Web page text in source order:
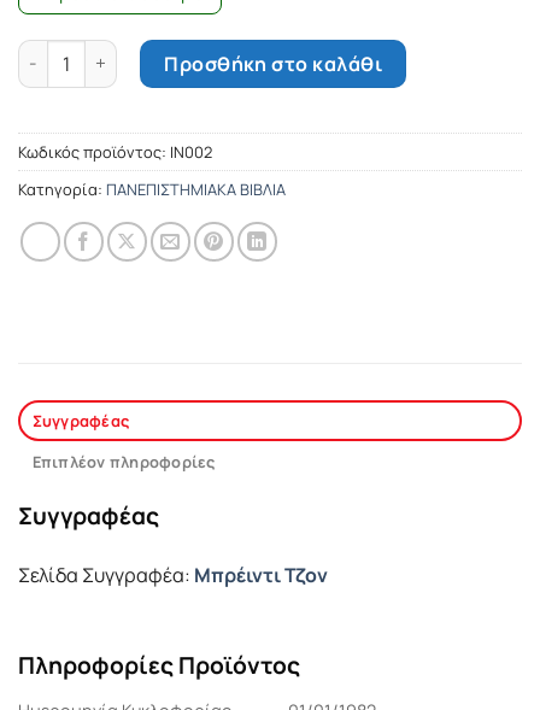
Η τεχνική της συνέντευξης ποσότητα
Προσθήκη στο καλάθι
Κωδικός προϊόντος: ΙΝ002
Κατηγορία: ΠΑΝΕΠΙΣΤΗΜΙΑΚΑ ΒΙΒΛΙΑ
Συγγραφέας
Επιπλέον πληροφορίες
Συγγραφέας
Σελίδα Συγγραφέα: Μπρέιντι Τζον
Πληροφορίες Προϊόντος